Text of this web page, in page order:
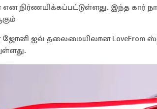
நிர்ணயிக்கப்பட்டுள்ளது. இந்த கார்
ஐவ் தலைமையிலான LoveFrom